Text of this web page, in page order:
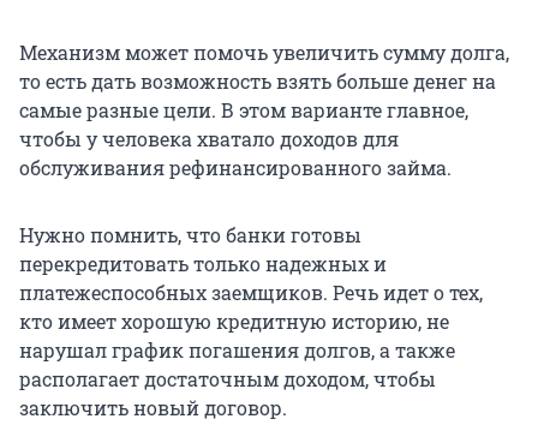
Механизм может помочь увеличить сумму долга,
то есть дать возможность взять больше денег на
самые разные цели. В этом варианте главное,
чтобы у человека хватало доходов для
обслуживания рефинансированного займа.
Нужно помнить, что банки готовы
перекредитовать только надежных и
платежеспособных заемщиков. Речь идет о тех,
кто имеет хорошую кредитную историю, не
нарушал график погашения долгов, а также
располагает достаточным доходом, чтобы
заключить новый договор.